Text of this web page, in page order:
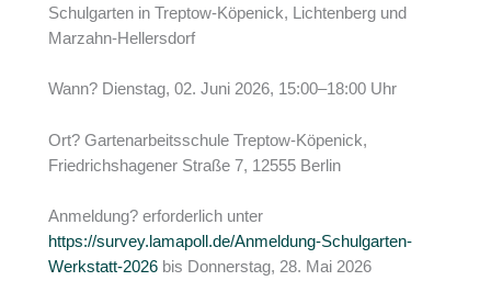
Schulgarten in Treptow-Köpenick, Lichtenberg und
Marzahn-Hellersdorf
Wann? Dienstag, 02. Juni 2026, 15:00–18:00 Uhr
Ort? Gartenarbeitsschule Treptow-Köpenick,
Friedrichshagener Straße 7, 12555 Berlin
Anmeldung? erforderlich unter
https://survey.lamapoll.de/Anmeldung-Schulgarten-
Werkstatt-2026 bis Donnerstag, 28. Mai 2026